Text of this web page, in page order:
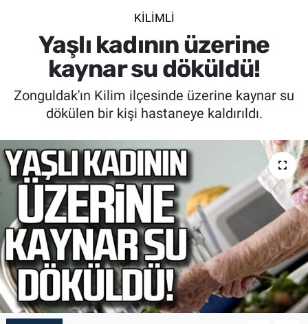
KİLİMLİ
Yaşlı kadının üzerine
kaynar su döküldü!
Zonguldak'ın Kilim ilçesinde üzerine kaynar su
dökülen bir kişi hastaneye kaldırıldı.
SPOR
SAĞLIK